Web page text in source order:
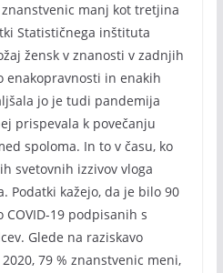
manj kot tretjina
Statističnega inštituta
žensk v znanosti v zadnjih
enakopravnosti in enakih
jo je tudi pandemija
prispevala k povečanju
spoloma. In to v času, ko
svetovnih izzivov vloga
Podatki kažejo, da je bilo 90
19 podpisanih s
Glede na raziskavo
79 % znanstvenic meni,